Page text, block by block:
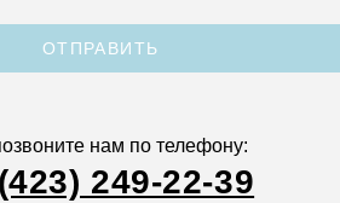
ОТПРАВИТЬ
нам по телефону:
249-22-39